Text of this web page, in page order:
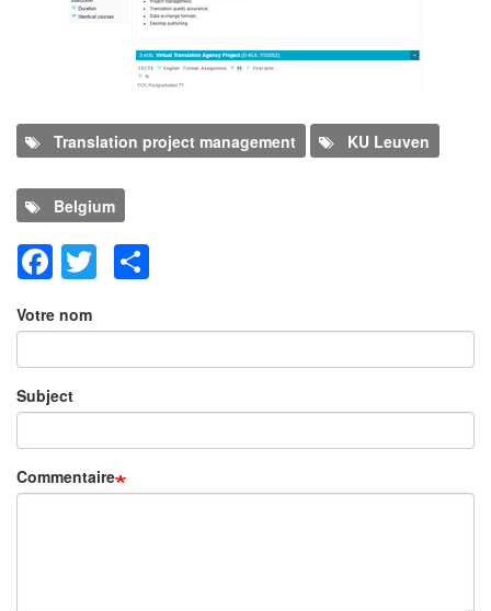
Translation project management
KU Leuven
Belgium
Facebook
Twitter
Ajouter un commentaire
Votre nom
Subject
Commentaire